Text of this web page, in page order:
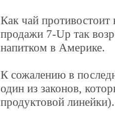
Как чай противостоит
продажи 7-Up так
напитком в Америке.
К сожалению в
один из законов,
продуктовой линейки).